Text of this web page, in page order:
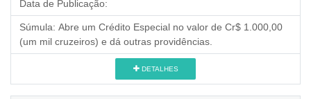
Data de Publicação:
Súmula: Abre um Crédito Especial no valor de Cr$ 1.000,00
(um mil cruzeiros) e dá outras providências.
DETALHES